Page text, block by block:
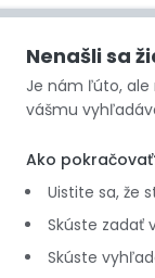
Nenašli sa
Je nám ľúto, ale
vášmu
Ako
Uistite sa, že
Skúste zadať
Skúste